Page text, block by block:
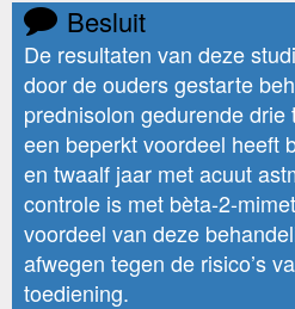
Besluit
De resultaten van deze
door de ouders gestarte
prednisolon gedurende
een beperkt voordeel heeft
en twaalf jaar met acuut
controle is met bèta-2-
voordeel van deze
afwegen tegen de risico’s
toediening.